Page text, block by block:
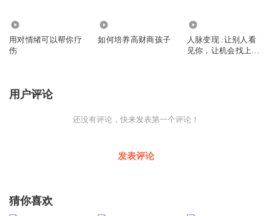
用对情绪可以帮你疗
伤
如何培养高财商孩子
人脉变现 :让别人看
见你，让机会找上
用户评论
还没有评论，快来发表第一个评论！
发表评论
猜你喜欢